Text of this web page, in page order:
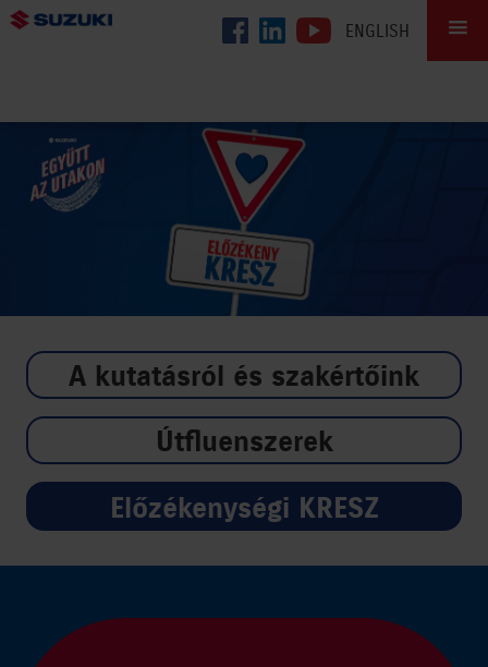
GYÁRLÁTOGATÁS
KARRIER
ÜGYFÉLSZOLGÁLAT
GALÉRIA
SKE
GINOP-2.2.1-15-2016-00015
HÍREK
SAJTÓSZOBA
ENGLISH
A kutatásról és szakértőink
Útfluenszerek
Előzékenységi KRESZ